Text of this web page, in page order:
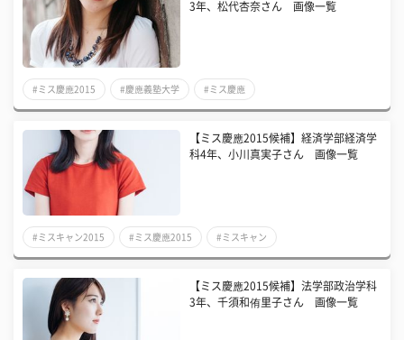
3年、松代杏奈さん 画像一覧
#ミス慶應2015 #慶應義塾大学 #ミス慶應
【ミス慶應2015候補】経済学部経済学
科4年、小川真実子さん 画像一覧
#ミスキャン2015 #ミス慶應2015 #ミスキャン
【ミス慶應2015候補】法学部政治学科
3年、千須和侑里子さん 画像一覧